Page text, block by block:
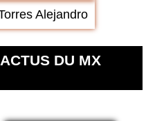
Alejandro
DU MX